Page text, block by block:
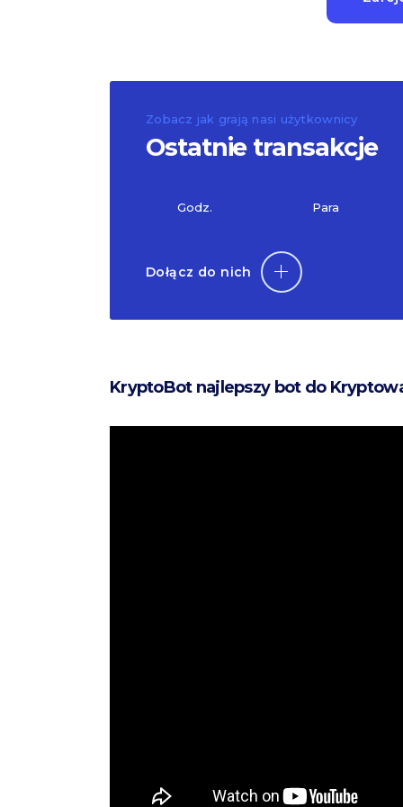
Zobacz jak grają nasi użytkownicy
Ostatnie transakcje
Godz. Para
Dołącz do nich
KryptoBot najlepszy bot do